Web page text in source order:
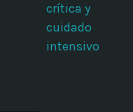
crítica y
cuidado
intensivo